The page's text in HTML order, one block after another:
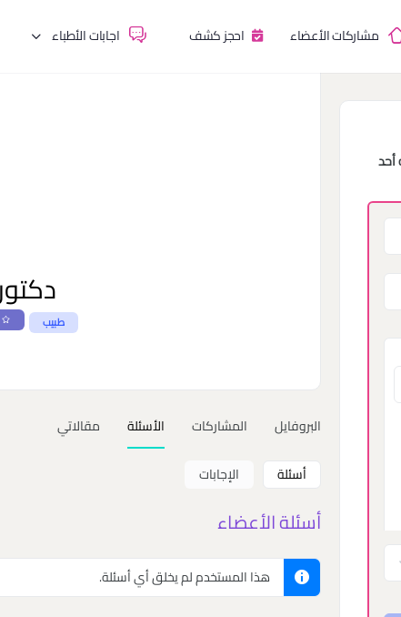
مشاركات الأعضاء احجز كشف اجابات الأطباء
طبيب
البروفايل المشاركات الأسئلة مقالاتي
أسئلة الإجابات
أسئلة الأعضاء
هذا المستخدم لم يخلق أي أسئلة.